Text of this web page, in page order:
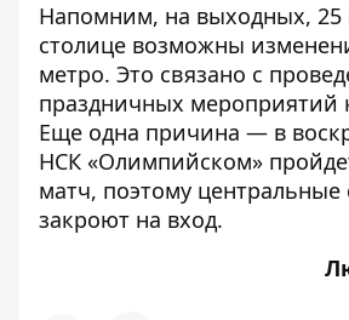
Напомним, на выходных, 25
столице возможны
метро. Это связано с
праздничных мероприятий
Еще одна причина — в
НСК «Олимпийском»
матч, поэтому центральные
закроют на вход.